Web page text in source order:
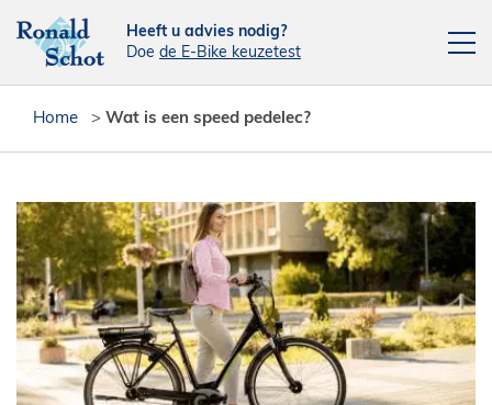
Heeft u advies nodig?
Doe de E-Bike keuzetest
Fietsen
Fietsendragers
Leasefiets
Verhuur
Contact
Home > Wat is een speed pedelec?